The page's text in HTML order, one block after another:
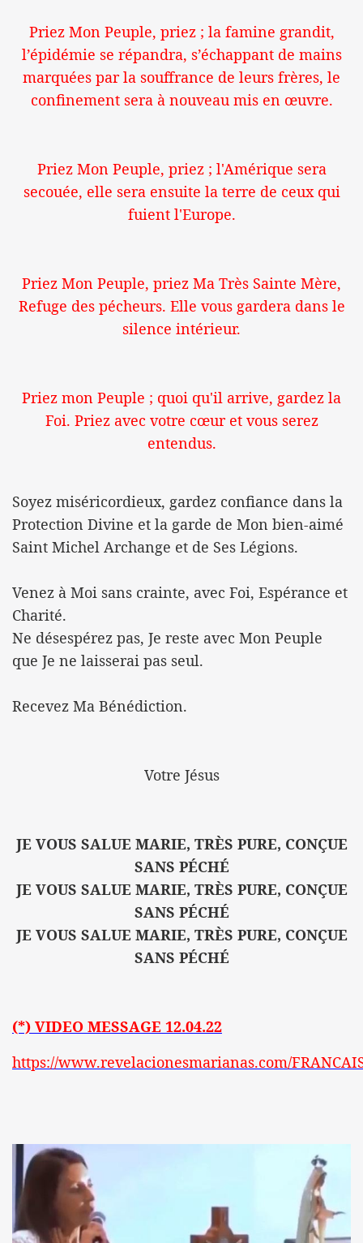
Priez Mon Peuple, priez ; la famine grandit,
l’épidémie se répandra, s’échappant de mains
marquées par la souffrance de leurs frères, le
confinement sera à nouveau mis en œuvre.
Priez Mon Peuple, priez ; l'Amérique sera
secouée, elle sera ensuite la terre de ceux qui
fuient l'Europe.
Priez Mon Peuple, priez Ma Très Sainte Mère,
Refuge des pécheurs. Elle vous gardera dans le
silence intérieur.
Priez mon Peuple ; quoi qu'il arrive, gardez la
Foi. Priez avec votre cœur et vous serez
entendus.
Soyez miséricordieux, gardez confiance dans la
Protection Divine et la garde de Mon bien-aimé
Saint Michel Archange et de Ses Légions.
Venez à Moi sans crainte, avec Foi, Espérance et
Charité.
Ne désespérez pas, Je reste avec Mon Peuple
que Je ne laisserai pas seul.
Recevez Ma Bénédiction.
Votre Jésus
JE VOUS SALUE MARIE, TRÈS PURE, CONÇUE
SANS PÉCHÉ
JE VOUS SALUE MARIE, TRÈS PURE, CONÇUE
SANS PÉCHÉ
JE VOUS SALUE MARIE, TRÈS PURE, CONÇUE
SANS PÉCHÉ
(*) VIDEO MESSAGE 12.04.22
https://www.revelacionesmarianas.com/